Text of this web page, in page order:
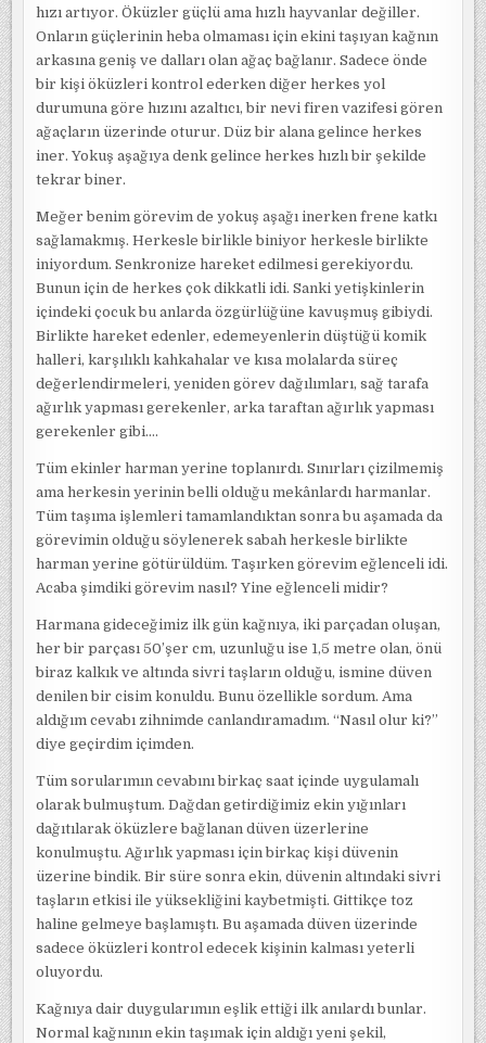
hızı artıyor. Öküzler güçlü ama hızlı hayvanlar değiller.
Onların güçlerinin heba olmaması için ekini taşıyan kağnın
arkasına geniş ve dalları olan ağaç bağlanır. Sadece önde
bir kişi öküzleri kontrol ederken diğer herkes yol
durumuna göre hızını azaltıcı, bir nevi firen vazifesi gören
ağaçların üzerinde oturur. Düz bir alana gelince herkes
iner. Yokuş aşağıya denk gelince herkes hızlı bir şekilde
tekrar biner.
Meğer benim görevim de yokuş aşağı inerken frene katkı
sağlamakmış. Herkesle birlikle biniyor herkesle birlikte
iniyordum. Senkronize hareket edilmesi gerekiyordu.
Bunun için de herkes çok dikkatli idi. Sanki yetişkinlerin
içindeki çocuk bu anlarda özgürlüğüne kavuşmuş gibiydi.
Birlikte hareket edenler, edemeyenlerin düştüğü komik
halleri, karşılıklı kahkahalar ve kısa molalarda süreç
değerlendirmeleri, yeniden görev dağılımları, sağ tarafa
ağırlık yapması gerekenler, arka taraftan ağırlık yapması
gerekenler gibi….
Tüm ekinler harman yerine toplanırdı. Sınırları çizilmemiş
ama herkesin yerinin belli olduğu mekânlardı harmanlar.
Tüm taşıma işlemleri tamamlandıktan sonra bu aşamada da
görevimin olduğu söylenerek sabah herkesle birlikte
harman yerine götürüldüm. Taşırken görevim eğlenceli idi.
Acaba şimdiki görevim nasıl? Yine eğlenceli midir?
Harmana gideceğimiz ilk gün kağnıya, iki parçadan oluşan,
her bir parçası 50’şer cm, uzunluğu ise 1,5 metre olan, önü
biraz kalkık ve altında sivri taşların olduğu, ismine düven
denilen bir cisim konuldu. Bunu özellikle sordum. Ama
aldığım cevabı zihnimde canlandıramadım. “Nasıl olur ki?”
diye geçirdim içimden.
Tüm sorularımın cevabını birkaç saat içinde uygulamalı
olarak bulmuştum. Dağdan getirdiğimiz ekin yığınları
dağıtılarak öküzlere bağlanan düven üzerlerine
konulmuştu. Ağırlık yapması için birkaç kişi düvenin
üzerine bindik. Bir süre sonra ekin, düvenin altındaki sivri
taşların etkisi ile yüksekliğini kaybetmişti. Gittikçe toz
haline gelmeye başlamıştı. Bu aşamada düven üzerinde
sadece öküzleri kontrol edecek kişinin kalması yeterli
oluyordu.
Kağnıya dair duygularımın eşlik ettiği ilk anılardı bunlar.
Normal kağnının ekin taşımak için aldığı yeni şekil,